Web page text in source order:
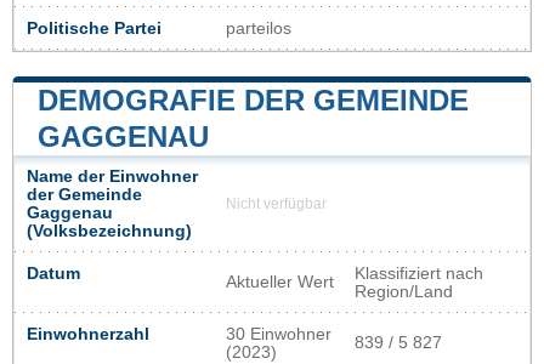
Politische Partei parteilos
DEMOGRAFIE DER GEMEINDE
GAGGENAU
Name der Einwohner
der Gemeinde
Gaggenau
(Volksbezeichnung)
Nicht verfügbar
Datum Aktueller Wert
Klassifiziert nach
Region/Land
Einwohnerzahl
30 Einwohner
(2023)
839 / 5 827